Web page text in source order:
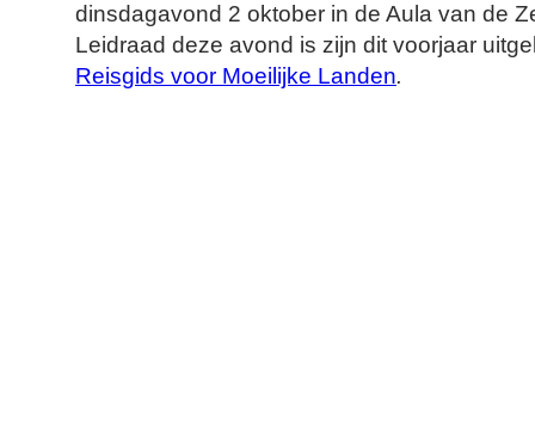
dinsdagavond 2 oktober in de Aula van de
Leidraad deze avond is zijn dit voorjaar
Reisgids voor Moeilijke Landen.